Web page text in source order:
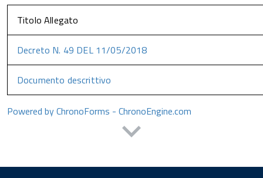
Titolo Allegato
Decreto N. 49 DEL 11/05/2018
Documento descrittivo
Powered by ChronoForms - ChronoEngine.com